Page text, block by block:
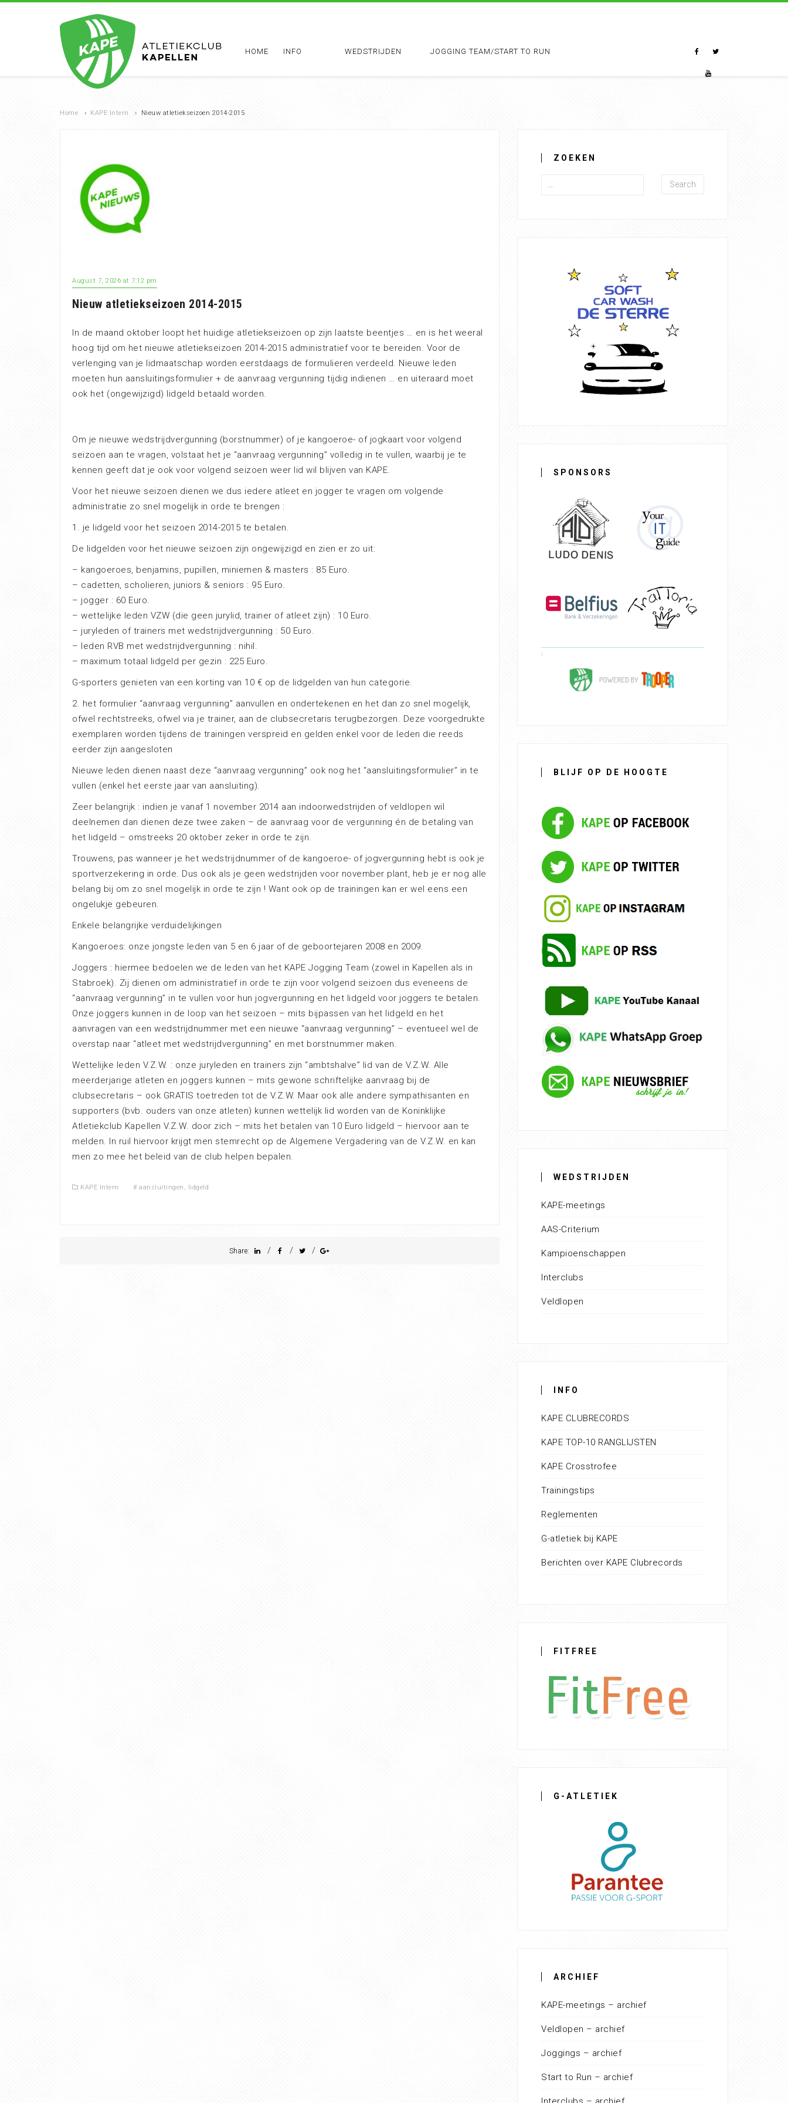
HOME INFO WEDSTRIJDEN JOGGING TEAM/START TO RUN
Home › KAPE Intern › Nieuw atletiekseizoen 2014-2015
August 7, 2026 at 7:12 pm
Nieuw atletiekseizoen 2014-2015
In de maand oktober loopt het huidige atletiekseizoen op zijn laatste beentjes … en is het weeral
hoog tijd om het nieuwe atletiekseizoen 2014-2015 administratief voor te bereiden. Voor de
verlenging van je lidmaatschap worden eerstdaags de formulieren verdeeld. Nieuwe leden
moeten hun aansluitingsformulier + de aanvraag vergunning tijdig indienen … en uiteraard moet
ook het (ongewijzigd) lidgeld betaald worden.
Om je nieuwe wedstrijdvergunning (borstnummer) of je kangoeroe- of jogkaart voor volgend
seizoen aan te vragen, volstaat het je “aanvraag vergunning” volledig in te vullen, waarbij je te
kennen geeft dat je ook voor volgend seizoen weer lid wil blijven van KAPE.
Voor het nieuwe seizoen dienen we dus iedere atleet en jogger te vragen om volgende
administratie zo snel mogelijk in orde te brengen :
1. je lidgeld voor het seizoen 2014-2015 te betalen.
De lidgelden voor het nieuwe seizoen zijn ongewijzigd en zien er zo uit:
– kangoeroes, benjamins, pupillen, miniemen & masters : 85 Euro.
– cadetten, scholieren, juniors & seniors : 95 Euro.
– jogger : 60 Euro.
– wettelijke leden VZW (die geen jurylid, trainer of atleet zijn) : 10 Euro.
– juryleden of trainers met wedstrijdvergunning : 50 Euro.
– leden RVB met wedstrijdvergunning : nihil.
– maximum totaal lidgeld per gezin : 225 Euro.
G-sporters genieten van een korting van 10 € op de lidgelden van hun categorie.
2. het formulier “aanvraag vergunning” aanvullen en ondertekenen en het dan zo snel mogelijk,
ofwel rechtstreeks, ofwel via je trainer, aan de clubsecretaris terugbezorgen. Deze voorgedrukte
exemplaren worden tijdens de trainingen verspreid en gelden enkel voor de leden die reeds
eerder zijn aangesloten
Nieuwe leden dienen naast deze “aanvraag vergunning” ook nog het “aansluitingsformulier” in te
vullen (enkel het eerste jaar van aansluiting).
Zeer belangrijk : indien je vanaf 1 november 2014 aan indoorwedstrijden of veldlopen wil
deelnemen dan dienen deze twee zaken – de aanvraag voor de vergunning én de betaling van
het lidgeld – omstreeks 20 oktober zeker in orde te zijn.
Trouwens, pas wanneer je het wedstrijdnummer of de kangoeroe- of jogvergunning hebt is ook je
sportverzekering in orde. Dus ook als je geen wedstrijden voor november plant, heb je er nog alle
belang bij om zo snel mogelijk in orde te zijn ! Want ook op de trainingen kan er wel eens een
ongelukje gebeuren.
Enkele belangrijke verduidelijkingen
Kangoeroes: onze jongste leden van 5 en 6 jaar of de geboortejaren 2008 en 2009.
Joggers : hiermee bedoelen we de leden van het KAPE Jogging Team (zowel in Kapellen als in
Stabroek). Zij dienen om administratief in orde te zijn voor volgend seizoen dus eveneens de
“aanvraag vergunning” in te vullen voor hun jogvergunning en het lidgeld voor joggers te betalen.
Onze joggers kunnen in de loop van het seizoen – mits bijpassen van het lidgeld en het
aanvragen van een wedstrijdnummer met een nieuwe “aanvraag vergunning” – eventueel wel de
overstap naar “atleet met wedstrijdvergunning” en met borstnummer maken.
Wettelijke leden V.Z.W. : onze juryleden en trainers zijn “ambtshalve” lid van de V.Z.W. Alle
meerderjarige atleten en joggers kunnen – mits gewone schriftelijke aanvraag bij de
clubsecretaris – ook GRATIS toetreden tot de V.Z.W. Maar ook alle andere sympathisanten en
supporters (bvb. ouders van onze atleten) kunnen wettelijk lid worden van de Koninklijke
Atletiekclub Kapellen V.Z.W. door zich – mits het betalen van 10 Euro lidgeld – hiervoor aan te
melden. In ruil hiervoor krijgt men stemrecht op de Algemene Vergadering van de V.Z.W. en kan
men zo mee het beleid van de club helpen bepalen.
KAPE Intern # aansluitingen , lidgeld
Share: / / /
ZOEKEN
Search
SPONSORS
BLIJF OP DE HOOGTE
WEDSTRIJDEN
KAPE-meetings
AAS-Criterium
Kampioenschappen
Interclubs
Veldlopen
INFO
KAPE CLUBRECORDS
KAPE TOP-10 RANGLIJSTEN
KAPE Crosstrofee
Trainingstips
Reglementen
G-atletiek bij KAPE
Berichten over KAPE Clubrecords
FITFREE
G-ATLETIEK
ARCHIEF
KAPE-meetings – archief
Veldlopen – archief
Joggings – archief
Start to Run – archief